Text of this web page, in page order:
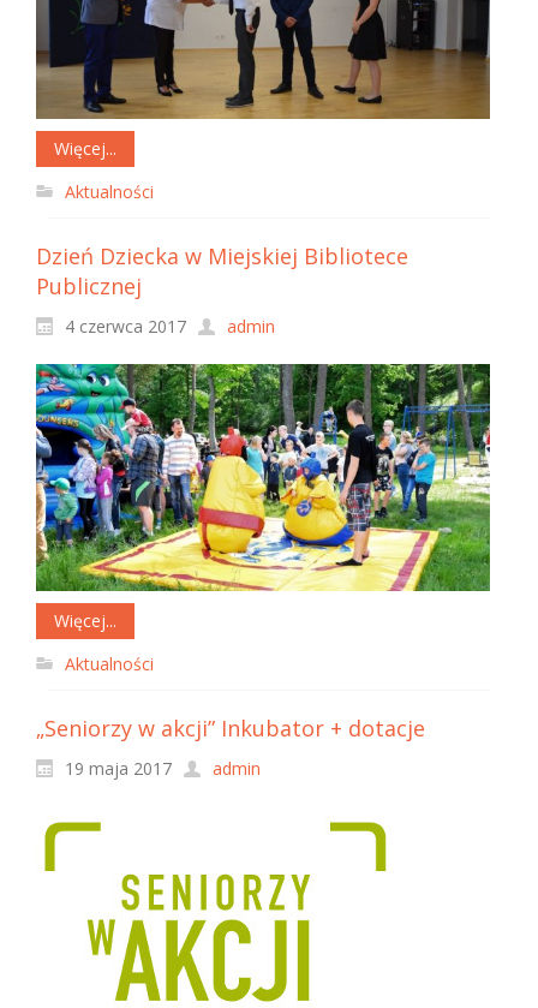
Więcej...
Aktualności
Dzień Dziecka w Miejskiej Bibliotece
Publicznej
4 czerwca 2017 admin
Więcej...
Aktualności
„Seniorzy w akcji” Inkubator + dotacje
19 maja 2017 admin